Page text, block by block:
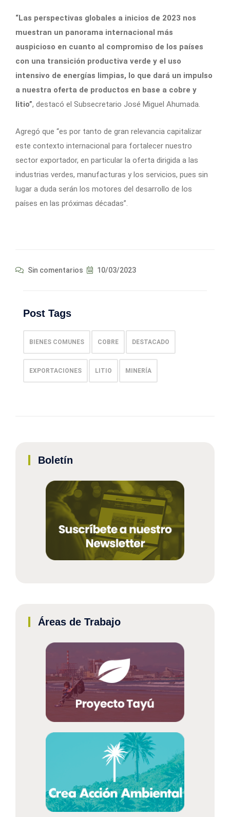
“Las perspectivas globales a inicios de 2023 nos
muestran un panorama internacional más
auspicioso en cuanto al compromiso de los países
con una transición productiva verde y el uso
intensivo de energías limpias, lo que dará un impulso
a nuestra oferta de productos en base a cobre y
litio”, destacó el Subsecretario José Miguel Ahumada.
Agregó que “es por tanto de gran relevancia capitalizar
este contexto internacional para fortalecer nuestro
sector exportador, en particular la oferta dirigida a las
industrias verdes, manufacturas y los servicios, pues sin
lugar a duda serán los motores del desarrollo de los
países en las próximas décadas”.
Sin comentarios 10/03/2023
Post Tags
BIENES COMUNES COBRE DESTACADO
EXPORTACIONES LITIO MINERÍA
Boletín
Áreas de Trabajo